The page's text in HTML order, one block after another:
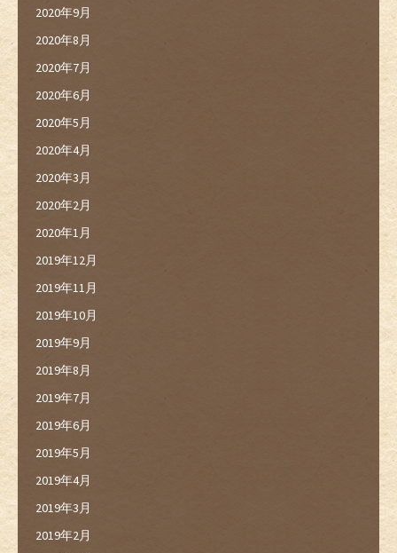
2020年9月
2020年8月
2020年7月
2020年6月
2020年5月
2020年4月
2020年3月
2020年2月
2020年1月
2019年12月
2019年11月
2019年10月
2019年9月
2019年8月
2019年7月
2019年6月
2019年5月
2019年4月
2019年3月
2019年2月